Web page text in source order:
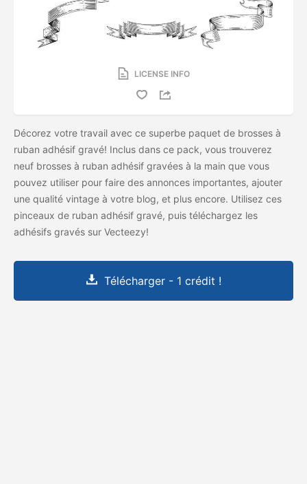
LICENSE INFO
Décorez votre travail avec ce superbe paquet de brosses à
ruban adhésif gravé! Inclus dans ce pack, vous trouverez
neuf brosses à ruban adhésif gravées à la main que vous
pouvez utiliser pour faire des annonces importantes, ajouter
une qualité vintage à votre blog, et plus encore. Utilisez ces
pinceaux de ruban adhésif gravé, puis téléchargez les
adhésifs gravés sur Vecteezy!
Télécharger - 1 crédit !